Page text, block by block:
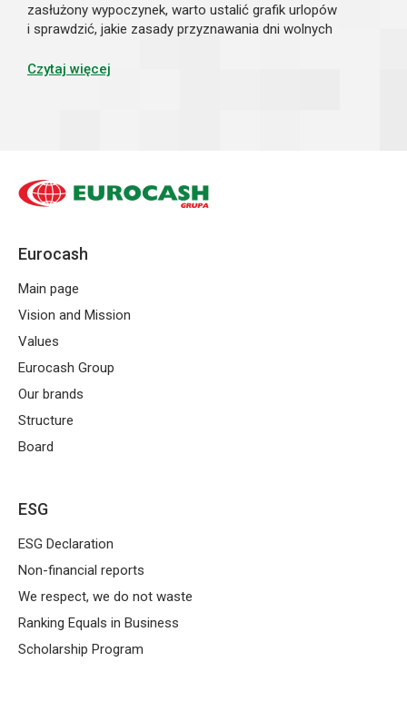
zasłużony wypoczynek, warto ustalić grafik urlopów
i sprawdzić, jakie zasady przyznawania dni wolnych
jakie przepisy weszły w życie w 2023 roku w t...
Czytaj więcej
Eurocash
Main page
Vision and Mission
Values
Eurocash Group
Our brands
Structure
Board
ESG
ESG Declaration
Non-financial reports
We respect, we do not waste
Ranking Equals in Business
Scholarship Program